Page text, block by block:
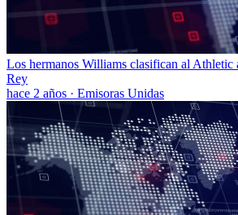
Los hermanos Williams clasifican al Athletic
Rey
hace 2 años · Emisoras Unidas